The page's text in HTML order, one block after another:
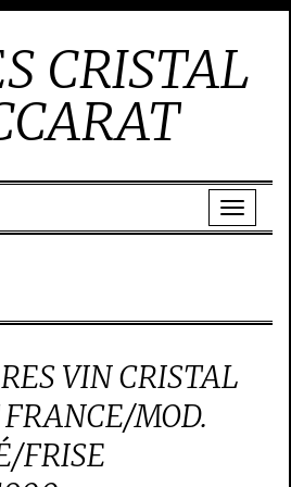
CRISTAL
VIN CRISTAL
MOD.
FRISE